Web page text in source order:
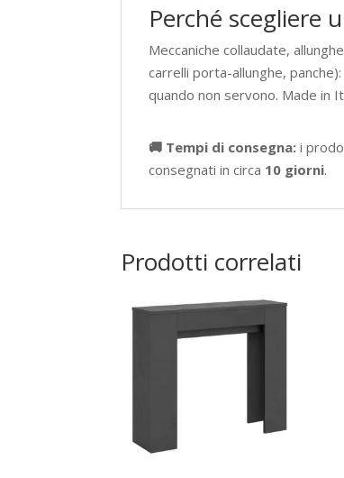
Perché scegliere
Meccaniche collaudate,
carrelli porta-allunghe,
quando non servono. Made in
🚚 Tempi di consegna: i
consegnati in circa 10 giorni.
Prodotti correlati